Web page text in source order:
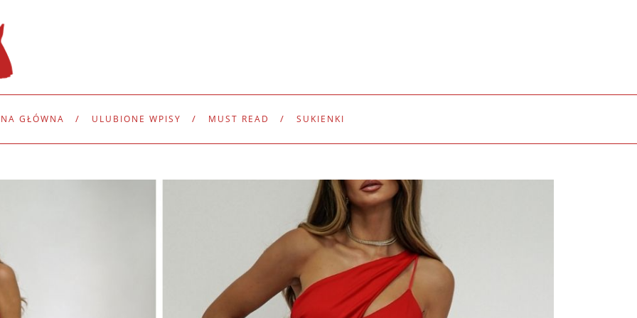
GŁÓWNA ULUBIONE WPISY MUST READ SUKIENKI